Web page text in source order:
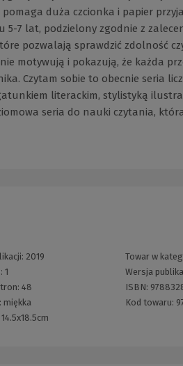
duża czcionka i papier
5-7 lat, podzielony zgodnie z
pozwalają sprawdzić zdolność
motywują i pokazują, że każda
Czytam sobie to obecnie seria
literackim, stylistyką
seria do nauki czytania,
2019
1
48
miękka
14.5x18.5cm
Towar w
Wersja
ISBN:
Kod towaru: